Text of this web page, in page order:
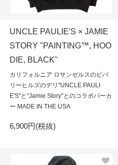
UNCLE PAULIE'S × JAMIE
STORY "PAINTING™, HOO
DIE, BLACK"
カリフォルニア ロサンゼルスのビバ
リーヒルズのデリ"UNCLE PAULI
E'S"と"Jamie Story"とのコラボパーカ
ー MADE IN THE USA
6,900円(税抜)